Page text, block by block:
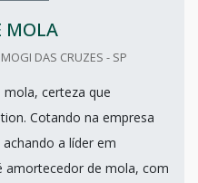
MOLA
DAS CRUZES - SP
certeza que
Cotando na empresa
a líder em
amortecedor de mola, com